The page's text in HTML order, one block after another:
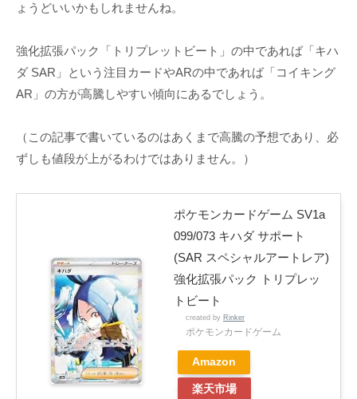
ょうどいいかもしれませんね。
強化拡張パック「トリプレットビート」の中であれば「キハ
ダ SAR」という注目カードやARの中であれば「コイキング
AR」の方が高騰しやすい傾向にあるでしょう。
（この記事で書いているのはあくまで高騰の予想であり、必
ずしも値段が上がるわけではありません。）
ポケモンカードゲーム SV1a
099/073 キハダ サポート
(SAR スペシャルアートレア)
強化拡張パック トリプレッ
トビート
created by Rinker
ポケモンカードゲーム
Amazon
楽天市場